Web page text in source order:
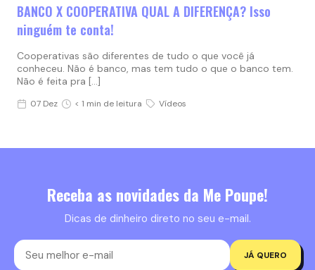
BANCO X COOPERATIVA QUAL A DIFERENÇA? Isso
ninguém te conta!
Cooperativas são diferentes de tudo o que você já
conheceu. Não é banco, mas tem tudo o que o banco tem.
Não é feita pra […]
07 Dez < 1 min de leitura Vídeos
Receba as novidades da Me Poupe!
Dicas de dinheiro direto no seu e-mail.
JÁ QUERO